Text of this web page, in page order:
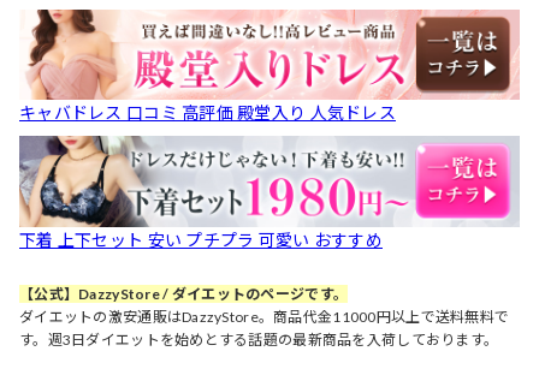
キャバドレス 口コミ 高評価 殿堂入り 人気ドレス
下着 上下セット 安い プチプラ 可愛い おすすめ
【公式】DazzyStore / ダイエットのページです。
ダイエットの激安通販はDazzyStore。商品代金11000円以上で送料無料で
す。週3日ダイエットを始めとする話題の最新商品を入荷しております。